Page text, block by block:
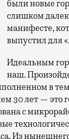
были новые
слишком
манифесте,
выпустил для
Идеальным
наш.
в
30 лет — это
с
Из